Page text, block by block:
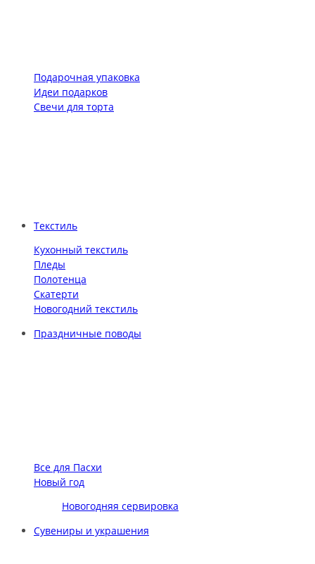
Подарочная упаковка
Идеи подарков
Свечи для торта
Текстиль
Кухонный текстиль
Пледы
Полотенца
Скатерти
Новогодний текстиль
Праздничные поводы
Все для Пасхи
Новый год
Новогодняя сервировка
Сувениры и украшения